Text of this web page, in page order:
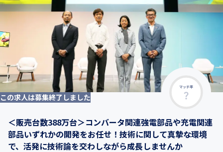
マッチ率
この求人は募集終了しました
＜販売台数388万台＞コンバータ関連強電部品や充電関連
部品いずれかの開発をお任せ！技術に関して真摯な環境
で、活発に技術論を交わしながら成長しませんか